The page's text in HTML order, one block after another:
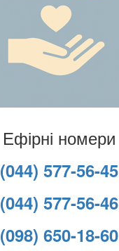
Ефірні номери
(044) 577-56-45
(044) 577-56-46
(098) 650-18-60